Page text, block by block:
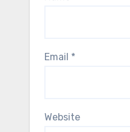
Email *
Website